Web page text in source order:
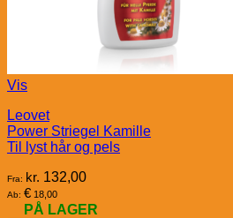
Vis
Leovet
Power Striegel Kamille
Til lyst hår og pels
Fra: kr. 132,00
Ab: € 18,00
PÅ LAGER